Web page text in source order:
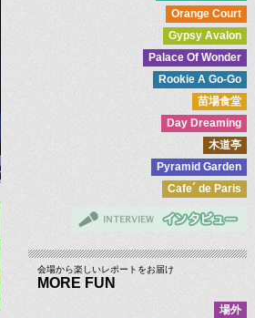
Orange Court
Gypsy Avalon
Palace Of Wonder
Rookie A Go-Go
苗場食堂
Day Dreaming
木道亭
Pyramid Garden
Cafe´ de Paris
会場から楽しいレポートをお届け
MORE FUN
場外